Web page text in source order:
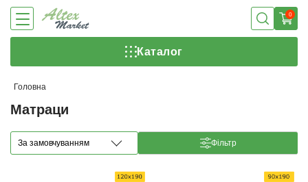
0
Каталог
Головна
Матраци
За замовчуванням Фільтр